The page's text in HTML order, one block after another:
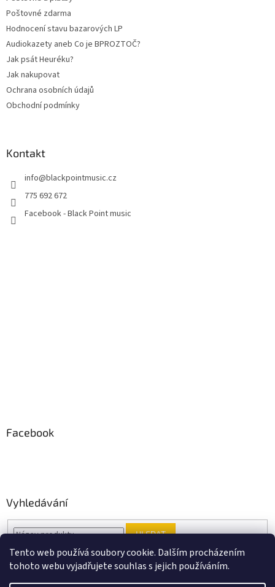
Tento web používá soubory cookie. Dalším procházením
tohoto webu vyjadřujete souhlas s jejich používáním.
Poštovné zdarma
Hodnocení stavu bazarových LP
Audiokazety aneb Co je BPROZTOČ?
Jak psát Heuréku?
Jak nakupovat
Ochrana osobních údajů
Obchodní podmínky
Kontakt
info@blackpointmusic.cz
775 692 672
Facebook - Black Point music
Facebook
Vyhledávání
HLEDAT